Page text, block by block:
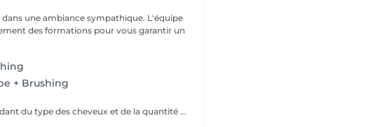
une ambiance sympathique. L'équipe
des formations pour vous garantir un
+ Brushing
Prix peut varier dépendant du type des cheveux et de la quantité de couleur utilisée